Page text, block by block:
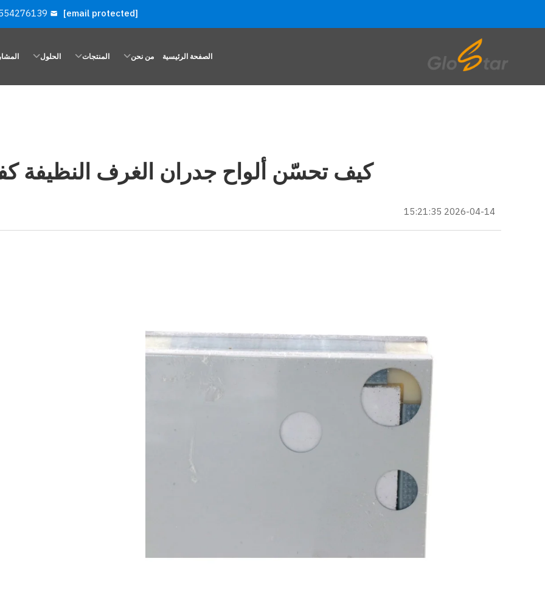
[email protected]
الصفحة الرئيسية من نحن المنتجات الحلول
كيف تحسّن ألواح جدران الغرف النظيفة
2026-04-14 15:21:35